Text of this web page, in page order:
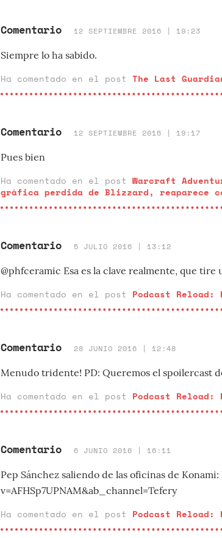
Comentario 12 SEPTIEMBRE 2016 | 19:23
Siempre lo ha sabido.
Ha comentado en el post The Last
Comentario 12 SEPTIEMBRE 2016 | 19:17
Pues bien
Ha comentado en el post Warcraft
gráfica perdida de Blizzard, reaparece
Comentario 5 JULIO 2016 | 13:12
@phfceramic Esa es la clave realmente, que tire
Ha comentado en el post Podcast Reload:
Comentario 28 JUNIO 2016 | 12:48
Menudo tridente! PD: Queremos el spoilercast
Ha comentado en el post Podcast Reload:
Comentario 6 JUNIO 2016 | 16:11
Pep Sánchez saliendo de las oficinas de
v=AFHSp7UPNAM&ab_channel=Tefery
Ha comentado en el post Podcast Reload: